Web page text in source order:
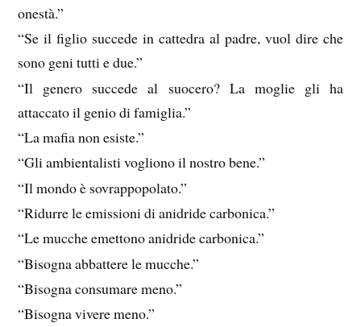
onestà.”
“Se il figlio succede in cattedra al padre, vuol dire che
sono geni tutti e due.”
“Il genero succede al suocero? La moglie gli ha
attaccato il genio di famiglia.”
“La mafia non esiste.”
“Gli ambientalisti vogliono il nostro bene.”
“Il mondo è sovrappopolato.”
“Ridurre le emissioni di anidride carbonica.”
“Le mucche emettono anidride carbonica.”
“Bisogna abbattere le mucche.”
“Bisogna consumare meno.”
“Bisogna vivere meno.”